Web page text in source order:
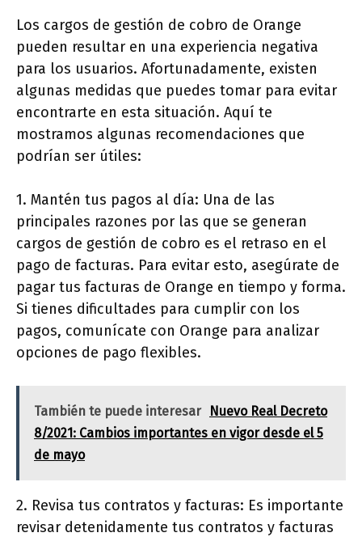
Los cargos de gestión de cobro de Orange
pueden resultar en una experiencia negativa
para los usuarios. Afortunadamente, existen
algunas medidas que puedes tomar para evitar
encontrarte en esta situación. Aquí te
mostramos algunas recomendaciones que
podrían ser útiles:
1. Mantén tus pagos al día: Una de las
principales razones por las que se generan
cargos de gestión de cobro es el retraso en el
pago de facturas. Para evitar esto, asegúrate de
pagar tus facturas de Orange en tiempo y forma.
Si tienes dificultades para cumplir con los
pagos, comunícate con Orange para analizar
opciones de pago flexibles.
También te puede interesar
Nuevo Real Decreto
8/2021: Cambios importantes en vigor desde el 5
de mayo
2. Revisa tus contratos y facturas: Es importante
revisar detenidamente tus contratos y facturas